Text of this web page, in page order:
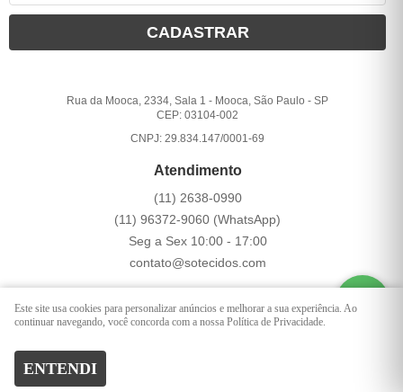
CADASTRAR
Rua da Mooca, 2334, Sala 1 - Mooca, São Paulo -SP
CEP: 03104-002
CNPJ: 29.834.147/0001-69
Atendimento
(11) 2638-0990
(11) 96372-9060 (WhatsApp)
Seg a Sex 10:00 - 17:00
contato@sotecidos.com
LOJA VIRTUAL CRIADA POR
Este site usa cookies para personalizar anúncios e melhorar a sua experiência. Ao
continuar navegando, você concorda com a nossa Política de Privacidade.
ENTENDI